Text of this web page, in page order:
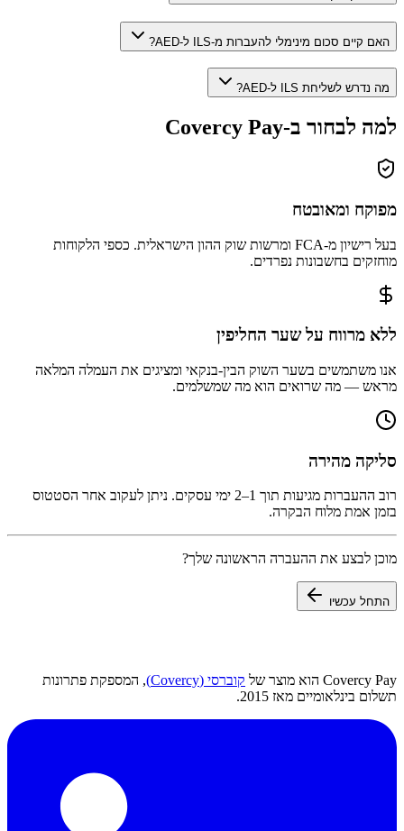
האם קיים סכום מינימלי להעברות מ-ILS ל-AED?
מה נדרש לשליחת ILS ל-AED?
למה לבחור ב-Covercy Pay
מפוקח ומאובטח
בעל רישיון מ-FCA ומרשות שוק ההון הישראלית. כספי הלקוחות
מוחזקים בחשבונות נפרדים.
ללא מרווח על שער החליפין
אנו משתמשים בשער השוק הבין-בנקאי ומציגים את העמלה המלאה
מראש — מה שרואים הוא מה שמשלמים.
סליקה מהירה
רוב ההעברות מגיעות תוך 1–2 ימי עסקים. ניתן לעקוב אחר הסטטוס
בזמן אמת מלוח הבקרה.
מוכן לבצע את ההעברה הראשונה שלך?
התחל עכשיו
Covercy Pay הוא מוצר של קוברסי (Covercy)
, המספקת פתרונות
תשלום בינלאומיים מאז 2015.